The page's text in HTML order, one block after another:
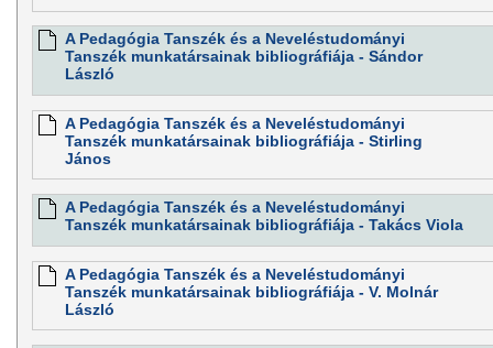
A Pedagógia Tanszék és a Neveléstudományi
Tanszék munkatársainak bibliográfiája - Sándor
László
A Pedagógia Tanszék és a Neveléstudományi
Tanszék munkatársainak bibliográfiája - Stirling
János
A Pedagógia Tanszék és a Neveléstudományi
Tanszék munkatársainak bibliográfiája - Takács Viola
A Pedagógia Tanszék és a Neveléstudományi
Tanszék munkatársainak bibliográfiája - V. Molnár
László